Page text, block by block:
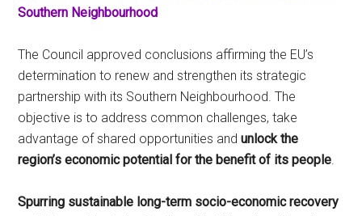
Southern Neighbourhood
The Council approved conclusions affirming the EU’s
determination to renew and strengthen its strategic
partnership with its Southern Neighbourhood. The
objective is to address common challenges, take
advantage of shared opportunities andunlock the
region’s economic potential for the benefit of its people
Spurring sustainable long-term socio-economic recovery